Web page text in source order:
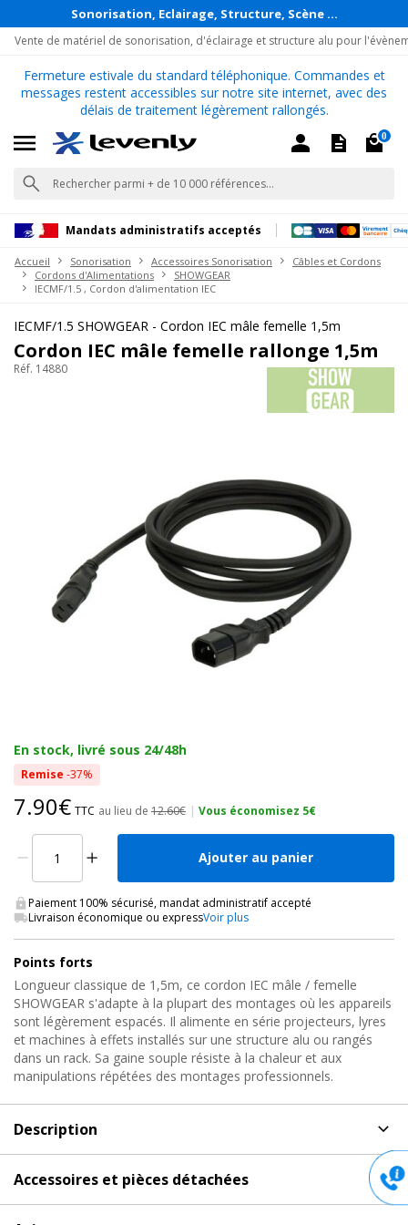
Sonorisation, Eclairage, Structure, Scène ...
Vente de matériel de sonorisation, d'éclairage et structure alu pour
Fermeture estivale du standard téléphonique. Commandes et
messages restent accessibles sur notre site internet, avec des
délais de traitement légèrement rallongés.
0
Mandats administratifs acceptés
Accueil Sonorisation Accessoires Sonorisation
Câbles et Cordons
Cordons d'Alimentations
SHOWGEAR
IECMF/1.5 , Cordon d'alimentation IEC
IECMF/1.5 SHOWGEAR - Cordon IEC mâle femelle 1,5m
Cordon IEC mâle femelle rallonge 1,5m
Réf. 14880
En stock, livré sous 24/48h
Remise -37%
7.90€ TTC au lieu de 12.60€ | Vous économisez 5€
Ajouter au panier
Paiement 100% sécurisé, mandat administratif accepté
Livraison économique ou expressVoir plus
Points forts
Longueur classique de 1,5m, ce cordon IEC mâle / femelle
SHOWGEAR s'adapte à la plupart des montages où les appareils
sont légèrement espacés. Il alimente en série projecteurs, lyres
et machines à effets installés sur une structure alu ou rangés
dans un rack. Sa gaine souple résiste à la chaleur et aux
manipulations répétées des montages professionnels.
Description
Showgear
Accessoires et pièces détachées